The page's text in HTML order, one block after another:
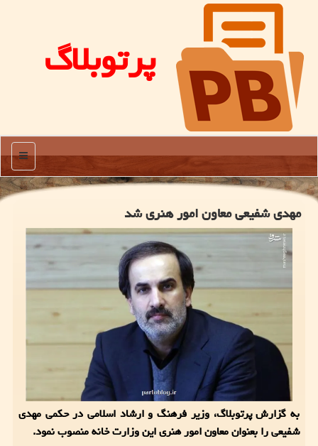
پرتوبلاگ
منو
مهدی شفیعی معاون امور هنری شد
به گزارش پرتوبلاگ، وزیر فرهنگ و ارشاد اسلامی در حکمی مهدی
شفیعی را بعنوان معاون امور هنری این وزارت خانه منصوب نمود.